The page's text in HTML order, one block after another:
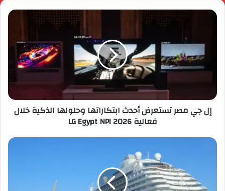
إل جي مصر تستعرض أحدث ابتكاراتها وحلولها الذكية خلال
فعالية LG Egypt NPI 2026